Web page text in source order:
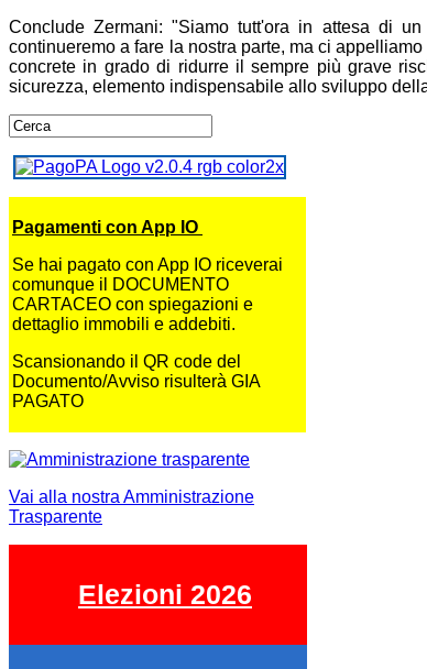
Conclude Zermani: "Siamo tutt'ora in attesa di
continueremo a fare la nostra parte, ma ci
concrete in grado di ridurre il sempre più grave
sicurezza, elemento indispensabile allo sviluppo
Pagamenti con App IO
Se hai pagato con App IO riceverai
comunque il DOCUMENTO
CARTACEO con spiegazioni e
dettaglio immobili e addebiti.
Scansionando il QR code del
Documento/Avviso risulterà GIA
PAGATO
Vai alla nostra Amministrazione
Trasparente
Elezioni 2026